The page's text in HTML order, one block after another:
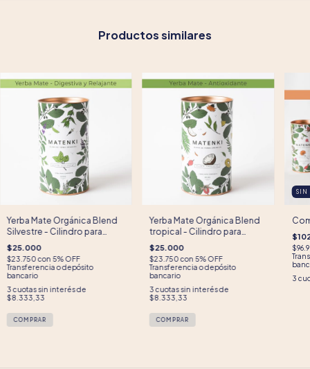
Productos similares
Yerba Mate Orgánica Blend
Silvestre - Cilindro para
regalo
$25.000
$23.750con 5% OFF
Transferencia o depósito
bancario
3 cuotas sin interés de
$8.333,33
Yerba Mate Orgánica Blend
tropical - Cilindro para
regalo
$25.000
$23.750con 5% OFF
Transferencia o depósito
bancario
3 cuotas sin interés de
$8.333,33
SIN
3